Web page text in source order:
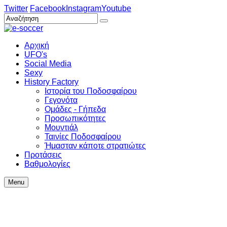
Twitter Facebook InstagramYoutube
Αρχική
UFO's
Social Media
Sexy
History Factory
Ιστορία του Ποδοσφαίρου
Γεγονότα
Ομάδες - Γήπεδα
Προσωπικότητες
Μουντιάλ
Ταινίες Ποδοσφαίρου
Ήμασταν κάποτε στρατιώτες
Προτάσεις
Βαθμολογίες
Menu